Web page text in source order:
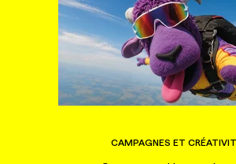
CAMPAGNES ET